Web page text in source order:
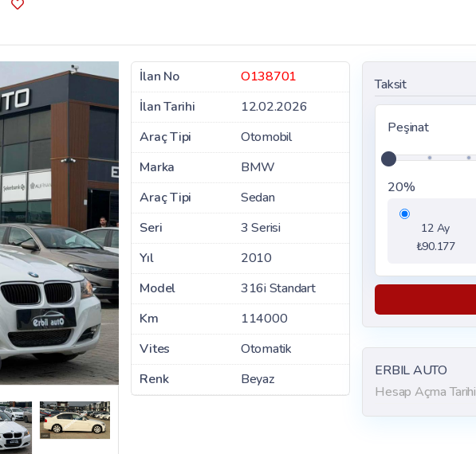
İlan No
O138701
İlan Tarihi
12.02.2026
Araç Tipi
Otomobil
Marka
BMW
Araç Tipi
Sedan
Seri
3 Serisi
Yıl
2010
Model
316i Standart
Km
114000
Vites
Otomatik
Renk
Beyaz
Taksit
Peşinat
20%
12 Ay
₺90.177
ERBIL AUTO
Hesap Açma Tarihi